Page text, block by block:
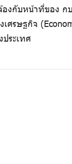
งกับหน้าที่ของ ก
รษฐกิจ
ระเทศ